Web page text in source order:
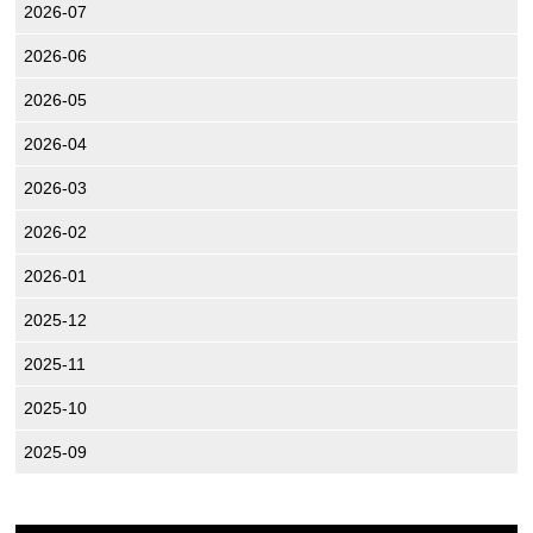
2026-07
2026-06
2026-05
2026-04
2026-03
2026-02
2026-01
2025-12
2025-11
2025-10
2025-09